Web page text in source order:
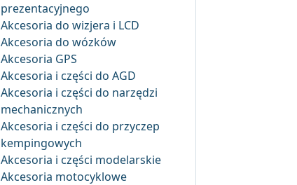
prezentacyjnego
Akcesoria do wizjera i LCD
Akcesoria do wózków
Akcesoria GPS
Akcesoria i części do AGD
Akcesoria i części do narzędzi
mechanicznych
Akcesoria i części do przyczep
kempingowych
Akcesoria i części modelarskie
Akcesoria motocyklowe